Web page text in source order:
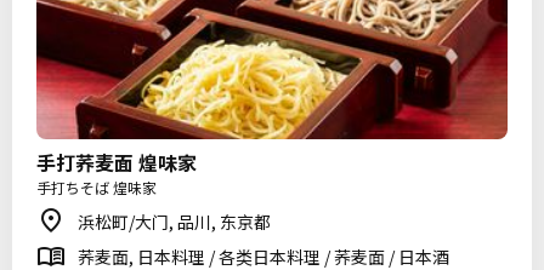
手打荞麦面 煌味家
手打ちそば 煌味家
浜松町/大门, 品川, 东京都
荞麦面, 日本料理 / 各类日本料理 / 荞麦面 / 日本酒